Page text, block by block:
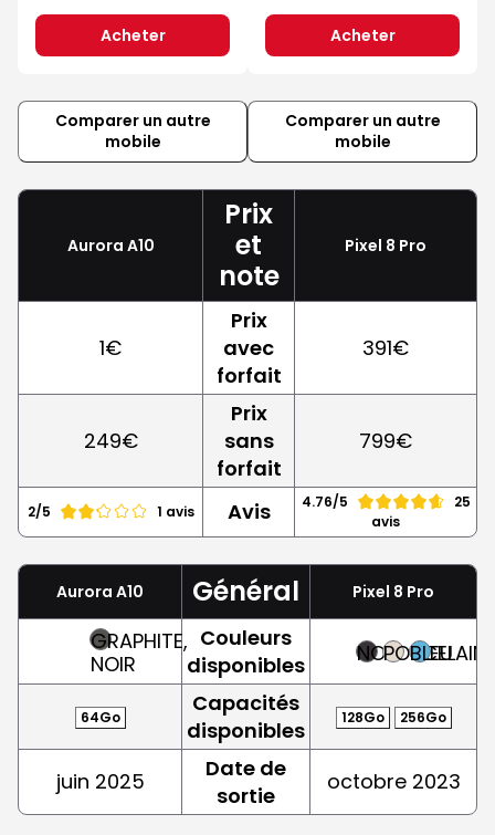
Acheter Acheter
Comparer un autre
mobile
Comparer un autre
mobile
Aurora A10
Prix
et
note
Pixel 8 Pro
1€
Prix
avec
forfait
391€
249€
Prix
sans
forfait
799€
2/5 1 avis Avis 4.76/5
25
avis
Aurora A10 Général Pixel 8 Pro
GRAPHITE,
NOIR
Couleurs
disponibles
NOIRPORCELAINE
BLEU
64Go
Capacités
disponibles
128Go 256Go
juin 2025
Date de
sortie
octobre 2023